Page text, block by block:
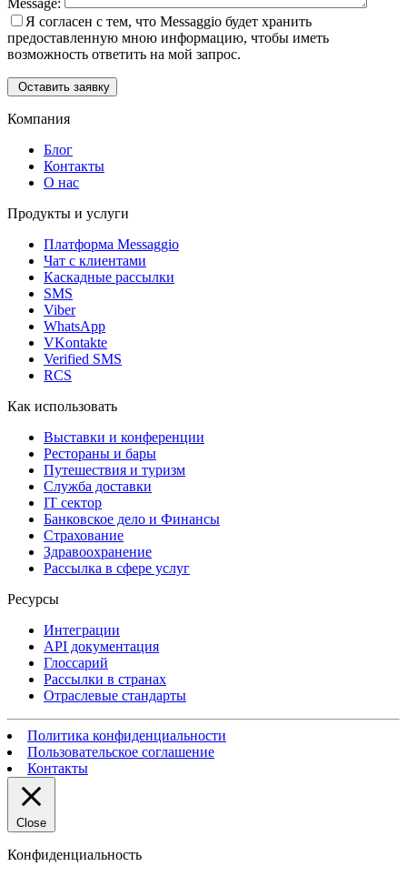
Я согласен с тем, что Messaggio будет хранить
предоставленную мною информацию, чтобы иметь
возможность ответить на мой запрос.
Оставить заявку
Компания
Блог
Контакты
О нас
Продукты и услуги
Платформа Messaggio
Чат с клиентами
Каскадные рассылки
SMS
Viber
WhatsApp
VKontakte
Verified SMS
RCS
Как использовать
Выставки и конференции
Рестораны и бары
Путешествия и туризм
Служба доставки
IT сектор
Банковское дело и Финансы
Страхование
Здравоохранение
Рассылка в сфере услуг
Ресурсы
Интеграции
API документация
Глоссарий
Рассылки в странах
Отраслевые стандарты
Политика конфиденциальности
Пользовательское соглашение
Контакты
Close
Конфиденциальность